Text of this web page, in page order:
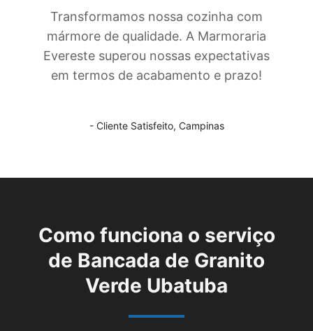
Transformamos nossa cozinha com
mármore de qualidade. A Marmoraria
Evereste superou nossas expectativas
em termos de acabamento e prazo!
- Cliente Satisfeito, Campinas
Como funciona o serviço
de Bancada de Granito
Verde Ubatuba